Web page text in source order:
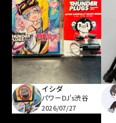
イシダ
パワーDJ's渋谷
2026/07/27